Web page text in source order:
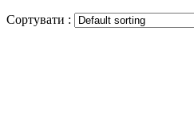
Сортувати :